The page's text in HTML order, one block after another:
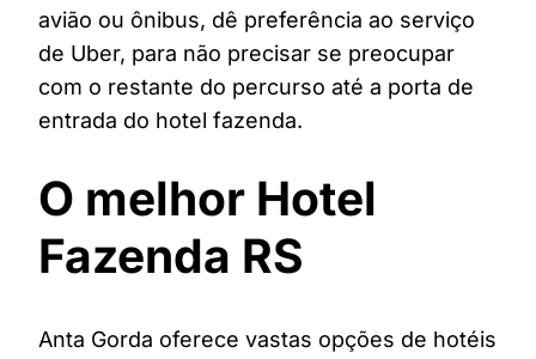
avião ou ônibus, dê preferência ao serviço
de Uber, para não precisar se preocupar
com o restante do percurso até a porta de
entrada do hotel fazenda.
O melhor Hotel
Fazenda RS
Anta Gorda oferece vastas opções de hotéis